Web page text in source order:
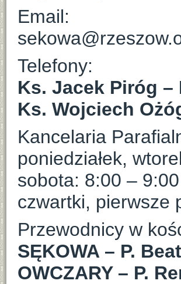
Email:
Telefony:
Ks. Jacek Piróg –
Ks. Wojciech
Kancelaria
poniedziałek,
sobota: 8:00 – 9:00
czwartki, pierwsze
Przewodnicy w
SĘKOWA – P.
OWCZARY – P.